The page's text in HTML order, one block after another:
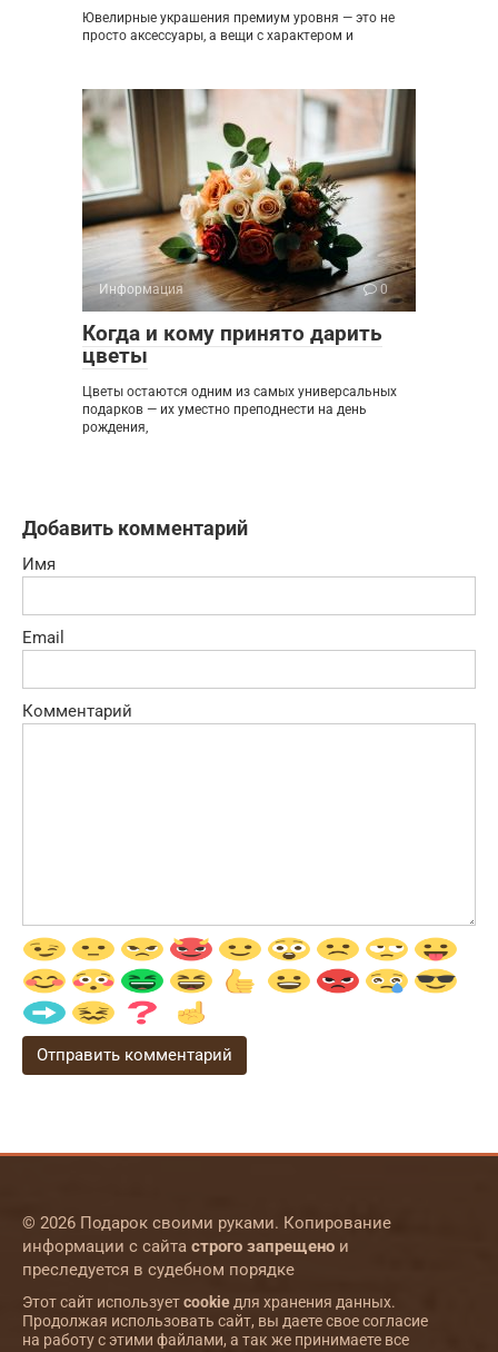
Ювелирные украшения премиум уровня — это не
просто аксессуары, а вещи с характером и
Информация 0
Когда и кому принято дарить
цветы
Цветы остаются одним из самых универсальных
подарков — их уместно преподнести на день
рождения,
Добавить комментарий
Имя
Email
Комментарий
© 2026 Подарок своими руками. Копирование
информации с сайта строго запрещено и
преследуется в судебном порядке
Этот сайт используетcookieдля хранения данных.
Продолжая использовать сайт, вы даете свое согласие
на работу с этими файлами, а так же принимаете все